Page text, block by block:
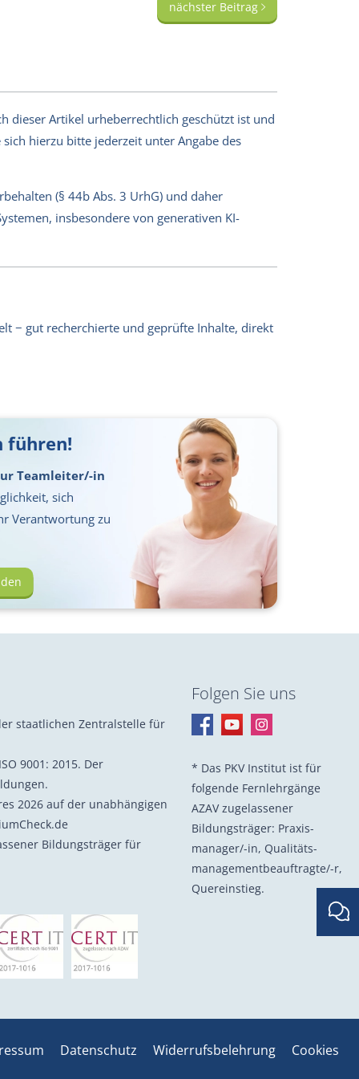
nächster Beitrag
dieser Artikel urheberrechtlich geschützt ist und
hierzu bitte jederzeit unter Angabe des
(§ 44b Abs. 3 UrhG) und daher
insbesondere von generativen KI-
− gut recherchierte und geprüfte Inhalte, direkt
führen!
Teamleiter/-in
sich
Verantwortung zu
staatlichen Zentralstelle für
9001: 2015. Der
2026 auf der unabhängigen
Bildungsträger für
Folgen Sie uns
* Das PKV Institut ist für
folgende Fernlehrgänge
AZAV zugelassener
Bildungsträger: Praxis­
manager/-in, Quali­täts­
management­beauf­tragte/-r,
Quer­einstieg.
Datenschutz Widerrufsbelehrung Cookies